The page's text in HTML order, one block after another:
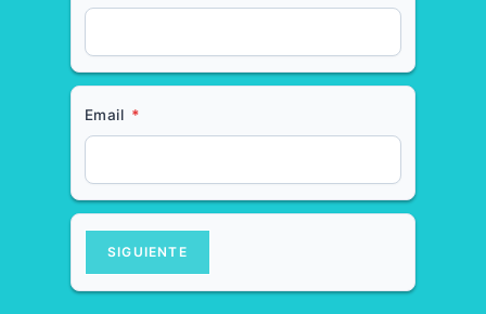
Email *
SIGUIENTE